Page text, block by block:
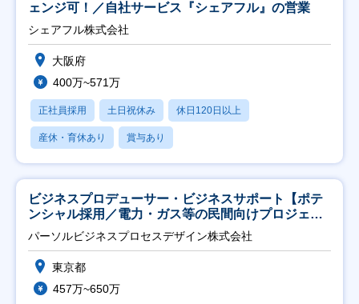
ェンジ可！／自社サービス『シェアフル』の営業
シェアフル株式会社
大阪府
400万~571万
正社員採用 土日祝休み 休日120日以上
産休・育休あり 賞与あり
ビジネスプロデューサー・ビジネスサポート【ポテ
ンシャル採用／電力・ガス等の民間向けプロジェク
ト推進】
パーソルビジネスプロセスデザイン株式会社
東京都
457万~650万